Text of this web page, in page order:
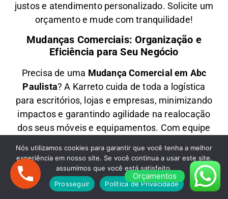
justos e atendimento personalizado. Solicite um
orçamento e mude com tranquilidade!
Mudanças Comerciais: Organização e
Eficiência para Seu Negócio
Precisa de uma Mudança Comercial em Abc
Paulista? A Karreto cuida de toda a logística
para escritórios, lojas e empresas, minimizando
impactos e garantindo agilidade na realocação
dos seus móveis e equipamentos. Com equipe
empresavolta a operar rapidamenteno novo
endereço.
Fretes em Abc Paulista: Transporte Rápido
Orçamentos
Nós utilizamos cookies para garantir que você tenha a melhor
experiência em nosso site. Se você continua a usar este site,
assumimos que você está satisfeito.
Prosseguir
Política de Privacidade